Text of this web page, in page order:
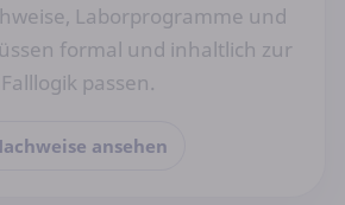
Laborprogramme und
formal und inhaltlich zur
Falllogik passen.
ansehen